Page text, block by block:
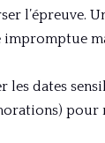
l’épreuve.
impromptue
les dates